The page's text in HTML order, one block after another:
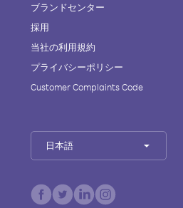
ブランドセンター
採用
当社の利用規約
プライバシーポリシー
Customer Complaints Code
日本語